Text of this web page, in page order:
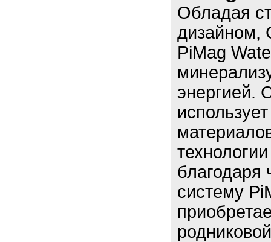
Обладая
дизайном,
PiMag
энергией.
благодаря
систему